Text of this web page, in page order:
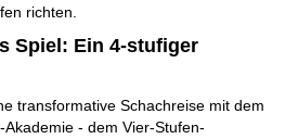
richten.
Spiel: Ein 4-stufiger
transformative Schachreise mit dem
- dem Vier-Stufen-